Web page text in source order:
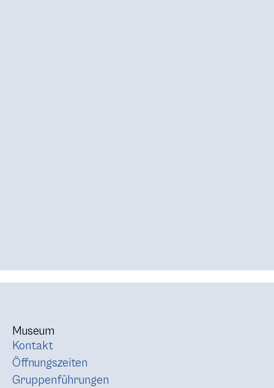
Museum
Kontakt
Öffnungszeiten
Gruppenführungen